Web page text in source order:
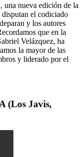
una nueva edición de la
el codiciado
y los autores
que en la
Velázquez, ha
la mayor de las
y liderado por el
(Los Javis,